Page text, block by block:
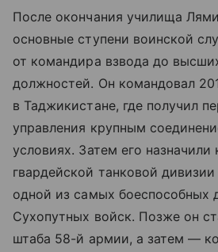
После окончания училища
основные ступени воинской
от командира взвода до
должностей. Он командовал
в Таджикистане, где получил
управления крупным
условиях. Затем его
гвардейской танковой
одной из самых боеспособных
Сухопутных войск. Позже он
штаба 58-й армии, а затем —